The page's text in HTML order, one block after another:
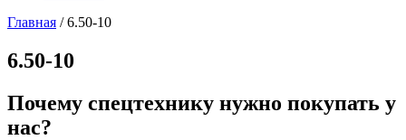
Главная /6.50-10
6.50-10
Почему спецтехнику нужно покупать у
нас?